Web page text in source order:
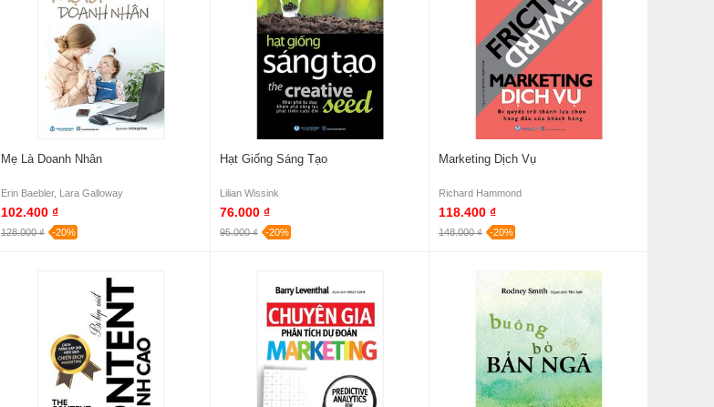
Mẹ Là Doanh Nhân
Erin Baebler, Lara Galloway
102.400 ₫
128.000 ₫ -20%
Hạt Giống Sáng Tạo
Lilian Wissink
76.000 ₫
95.000 ₫ -20%
Marketing Dịch Vụ
Richard Hammond
118.400 ₫
148.000 ₫ -20%